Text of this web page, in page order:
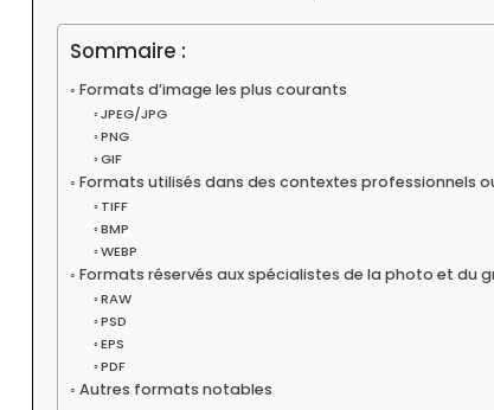
Sommaire :
Formats d’image les plus courants
JPEG/JPG
PNG
GIF
Formats utilisés dans des contextes professionnels
TIFF
BMP
WEBP
Formats réservés aux spécialistes de la photo et du
RAW
PSD
EPS
PDF
Autres formats notables